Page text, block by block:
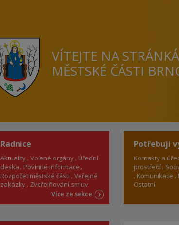
VÍTEJTE NA
MĚSTSKÉ ČÁSTI
Radnice
Aktuality Volené orgány Úřední
deska
Povinné informace
Rozpočet městské části Veřejné
zakázky Zveřejňování smluv
Více ze sekce
Potřebuji
Kontakty a
prostředí
Komunikace
Ostatní